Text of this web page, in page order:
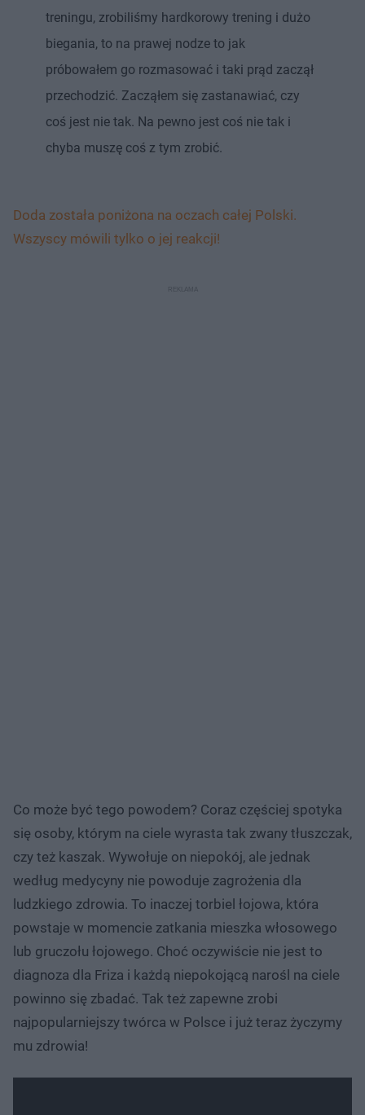
treningu, zrobiliśmy hardkorowy trening i dużo
biegania, to na prawej nodze to jak
próbowałem go rozmasować i taki prąd zaczął
przechodzić. Zacząłem się zastanawiać, czy
coś jest nie tak. Na pewno jest coś nie tak i
chyba muszę coś z tym zrobić.
Doda została poniżona na oczach całej Polski.
Wszyscy mówili tylko o jej reakcji!
Co może być tego powodem? Coraz częściej spotyka
się osoby, którym na ciele wyrasta tak zwany tłuszczak,
czy też kaszak. Wywołuje on niepokój, ale jednak
według medycyny nie powoduje zagrożenia dla
ludzkiego zdrowia. To inaczej torbiel łojowa, która
powstaje w momencie zatkania mieszka włosowego
lub gruczołu łojowego. Choć oczywiście nie jest to
diagnoza dla Friza i każdą niepokojącą narośl na ciele
powinno się zbadać. Tak też zapewne zrobi
najpopularniejszy twórca w Polsce i już teraz życzymy
mu zdrowia!